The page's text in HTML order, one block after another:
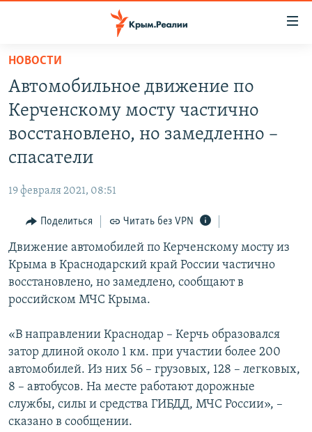
Вернуться
основному
содержанию
Вернутся
главной
Вернутся
поиску
ВОДА
ИНТЕРАКТИВ
ИНФОГРАФИКА
ТЕЛЕПРОЕКТ КРЫМ.РЕАЛИИ
СОВЕТЫ ПРАВОЗАЩИТНИКОВ
ПРОПАВШИЕ БЕЗ ВЕСТИ
КРЫМ.НЕПОКОРЕННЫЙ
ELIFBE
УКРАИНСКАЯ ПРОБЛЕМА КРЫМА
РАДІО СВОБОДА
КАК ОБОЙТИ БЛОКИРОВКУ
Українською
Qırımtatar
Все сайты RFE/RL
НОВОСТИ
Автомобильное движение по
Керченскому мосту частично
восстановлено, но замедленно –
спасатели
19 февраля 2021, 08:51
Поделиться Читать без VPN
Движение автомобилей по Керченскому мосту из
Крыма в Краснодарский край России частично
восстановлено, но замедлено, сообщают в
российском МЧС Крыма.
«В направлении Краснодар – Керчь образовался
затор длиной около 1 км. при участии более 200
автомобилей. Из них 56 – грузовых, 128 – легковых,
8 – автобусов. На месте работают дорожные
службы, силы и средства ГИБДД, МЧС России», –
сказано в сообщении.